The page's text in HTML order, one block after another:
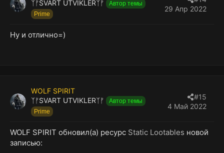
ᛉᚠSVART UTVIKLERᛉᚠ
Автор темы
Prime
29 Апр 2022
Ну и отлично=)
WOLF SPIRIT
ᛉᚠSVART UTVIKLERᛉᚠ
Автор темы
Prime
4 Май 2022
#15
WOLF SPIRIT обновил(а) ресурс Static Lootables новой
записью: